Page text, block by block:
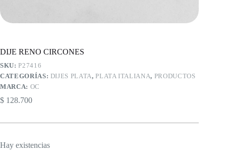
DIJE RENO CIRCONES
SKU:P27416
CATEGORÍAS: DIJES PLATA,PLATA ITALIANA, PRODUCTOS
MARCA: OC
$ 128.700
Hay existencias